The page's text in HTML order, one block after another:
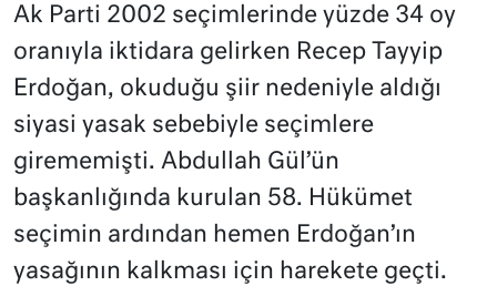
Ak Parti 2002 seçimlerinde yüzde 34 oy
oranıyla iktidara gelirken Recep Tayyip
Erdoğan, okuduğu şiir nedeniyle aldığı
siyasi yasak sebebiyle seçimlere
girememişti. Abdullah Gül’ün
başkanlığında kurulan 58. Hükümet
seçimin ardından hemen Erdoğan’ın
yasağının kalkması için harekete geçti.